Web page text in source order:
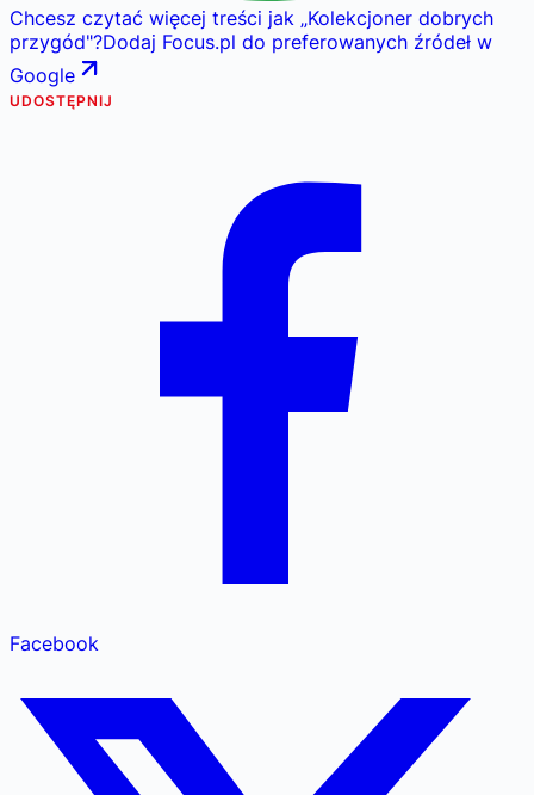
Chcesz czytać więcej treści jak „Kolekcjoner dobrych
przygód"?Dodaj Focus.pl do preferowanych źródeł w
Google
UDOSTĘPNIJ
Facebook